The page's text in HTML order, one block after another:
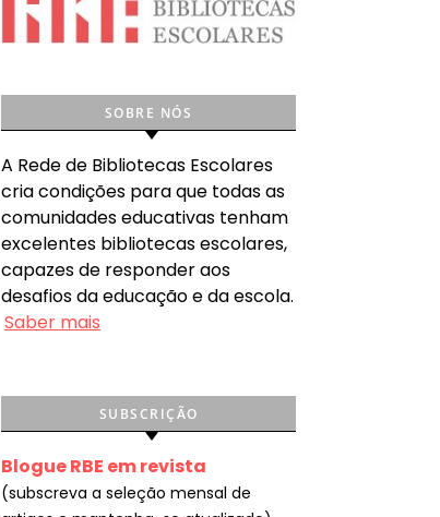
SOBRE NÓS
A Rede de Bibliotecas Escolares
cria condições para que todas as
comunidades educativas tenham
excelentes bibliotecas escolares,
capazes de responder aos
desafios da educação e da escola.
Saber mais
SUBSCRIÇÃO
Blogue RBE em revista
(subscreva a seleção mensal de